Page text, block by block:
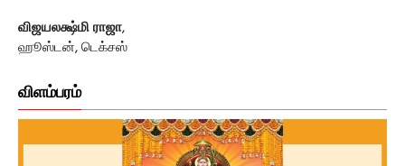
விஜயலக்ஷ்மி ராஜா,
ஹூஸ்டன், டெக்சஸ்
விளம்பரம்